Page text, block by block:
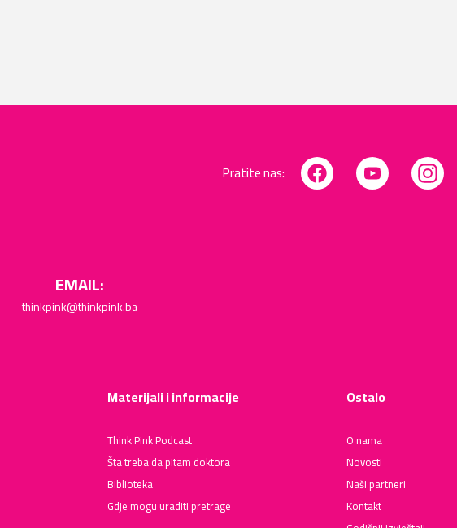
EMAIL:
thinkpink@thinkpink.ba
Materijali i informacije
Think Pink Podcast
Šta treba da pitam doktora
Biblioteka
Gdje mogu uraditi pretrage
Ostalo
O nama
Novosti
Naši partneri
Kontakt
Pratite nas: FacebookYouTube